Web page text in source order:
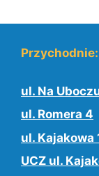
Przychodnie:
ul. Na
ul. Romera 4
ul. Kajakowa
UCZ ul.